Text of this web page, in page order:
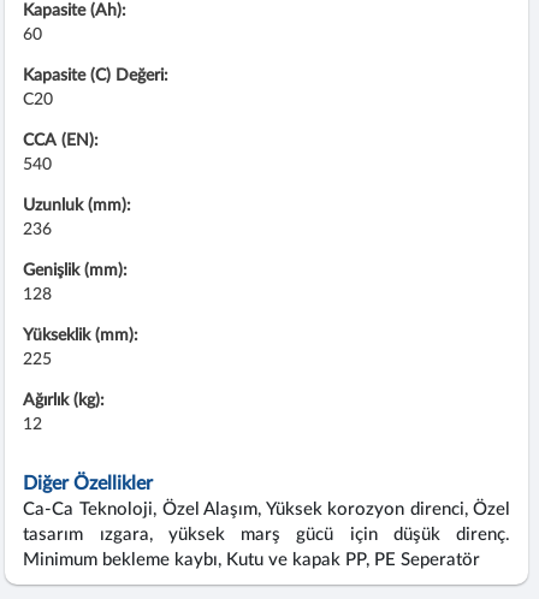
Kapasite (Ah):
60
Kapasite (C) Değeri:
C20
CCA (EN):
540
Uzunluk (mm):
236
Genişlik (mm):
128
Yükseklik (mm):
225
Ağırlık (kg):
12
Diğer Özellikler
Ca-Ca Teknoloji, Özel Alaşım, Yüksek korozyon direnci, Özel
tasarım ızgara, yüksek marş gücü için düşük direnç.
Minimum bekleme kaybı, Kutu ve kapak PP, PE Seperatör